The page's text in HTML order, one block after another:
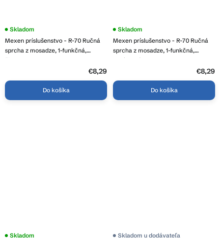
Mexen príslušenstvo - R-70 Ručná
sprcha z mosadze, 1-funkčná,
čierna, 79570-70
Skladom
€8,29
Do košíka
Mexen príslušenstvo - R-70 Ručná
sprcha z mosadze, 1-funkčná,
chrómová, 79570-00
Skladom
€8,29
Do košíka
Priemerné
Skladom Skladom u dodávateľa